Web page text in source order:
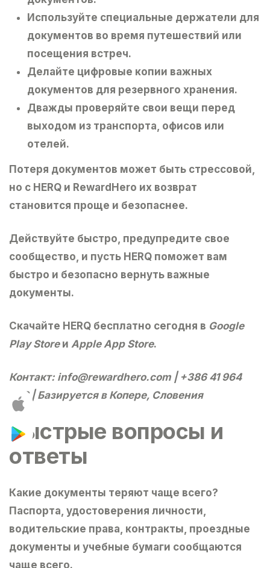
Используйте специальные держатели для
документов во время путешествий или
посещения встреч.
Делайте цифровые копии важных
документов для резервного хранения.
Дважды проверяйте свои вещи перед
выходом из транспорта, офисов или
отелей.
Потеря документов может быть стрессовой,
но с HERQ и RewardHero их возврат
становится проще и безопаснее.
Действуйте быстро, предупредите свое
сообщество, и пусть HERQ поможет вам
быстро и безопасно вернуть важные
документы.
Скачайте HERQ бесплатно сегодня в Google
Play Storeи Apple App Store.
Контакт: info@rewardhero.com | +386 41 964
668 | Базируется в Копере, Словения
Быстрые вопросы и
ответы
Какие документы теряют чаще всего?
Паспорта, удостоверения личности,
водительские права, контракты, проездные
документы и учебные бумаги сообщаются
чаще всего.